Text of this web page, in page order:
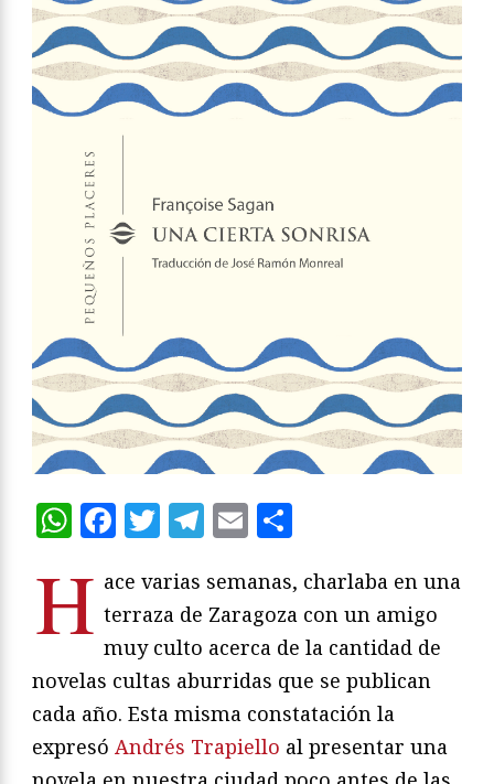
WhatsApp
Facebook
Twitter
Telegram
Email
H ace varias semanas, charlaba en una
terraza de Zaragoza con un amigo
muy culto acerca de la cantidad de
novelas cultas aburridas que se publican
cada año. Esta misma constatación la
expresó Andrés Trapiello al presentar una